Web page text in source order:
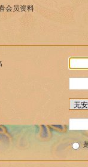
会员资料